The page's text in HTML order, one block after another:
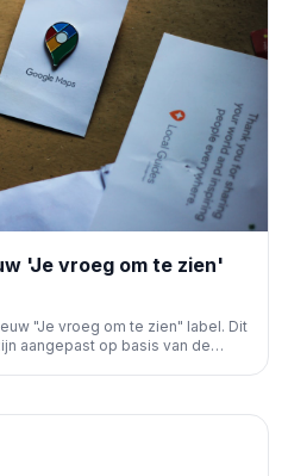
'Je vroeg om te zien'
"Je vroeg om te zien" label. Dit
aangepast op basis van de